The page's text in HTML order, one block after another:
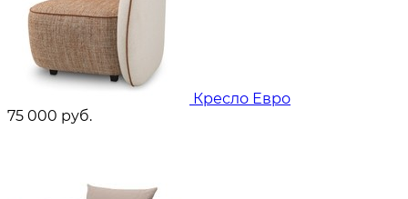
Кресло Евро
75 000 руб.